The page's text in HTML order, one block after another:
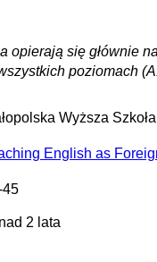
opierają się głównie
poziomach
Wyższa
English as
45
2 lata